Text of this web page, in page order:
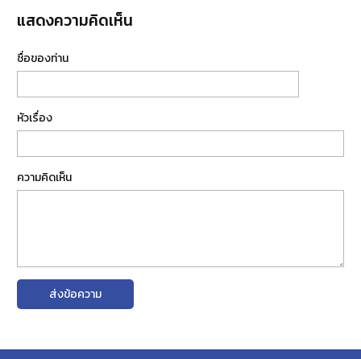
แสดงความคิดเห็น
ชื่อของท่าน
หัวเรื่อง
ความคิดเห็น
ส่งข้อความ